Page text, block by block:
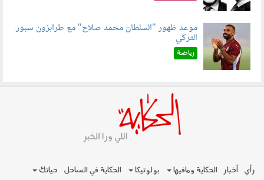
090802.jpg
موعد ظهور "السلطان محمد صلاح" مع طرابزون سبور
التركي
رياضة
رأي أخبار الحكاية ومافيها بولوتيكا الحكاية في الساحل حياتك